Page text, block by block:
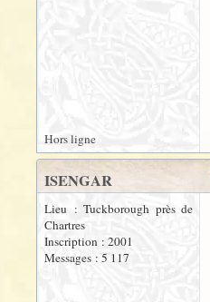
Hors ligne
ISENGAR
Lieu : Tuckborough près de
Chartres
Inscription : 2001
Messages : 5 117